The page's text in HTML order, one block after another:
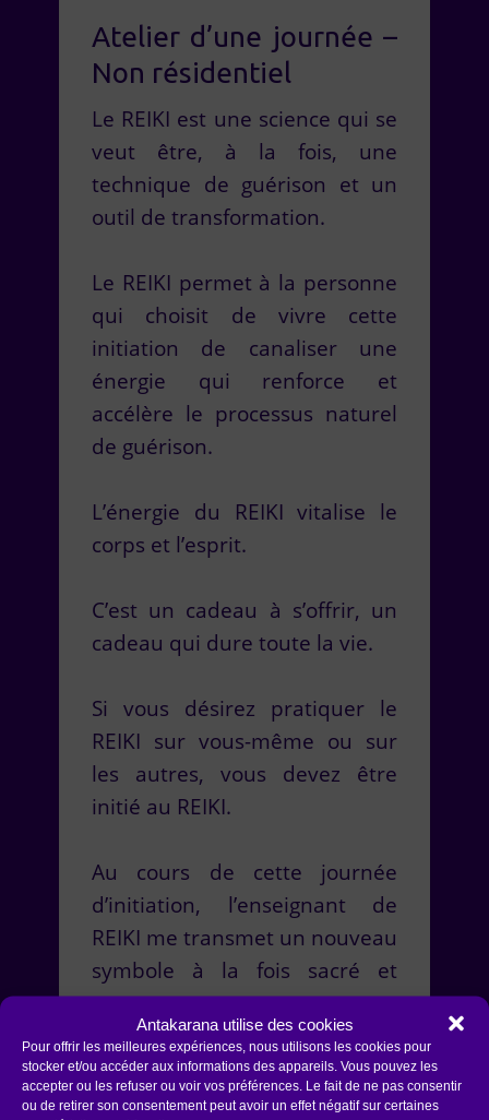
Antakarana utilise des cookies
Pour offrir les meilleures expériences, nous utilisons les cookies pour
stocker et/ou accéder aux informations des appareils. Vous pouvez les
accepter ou les refuser ou voir vos préférences. Le fait de ne pas consentir
ou de retirer son consentement peut avoir un effet négatif sur certaines
Atelier d’une journée –
Non résidentiel
Le REIKI est une science qui se
veut être, à la fois, une
technique de guérison et un
outil de transformation.
Le REIKI permet à la personne
qui choisit de vivre cette
initiation de canaliser une
énergie qui renforce et
accélère le processus naturel
de guérison.
L’énergie du REIKI vitalise le
corps et l’esprit.
C’est un cadeau à s’offrir, un
cadeau qui dure toute la vie.
Si vous désirez pratiquer le
REIKI sur vous-même ou sur
les autres, vous devez être
initié au REIKI.
Au cours de cette journée
d’initiation, l’enseignant de
REIKI me transmet un nouveau
symbole à la fois sacré et
secret.
Ce symbole me permet de
canaliser une énergie de vie
capable d’améliorer encore